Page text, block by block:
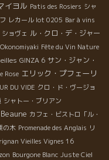
イヨル Patis des Rosiers シャ
レカール lot 0205 Bar à vins
ョヴェ ル・クロ・デ・ジャー
Fête du Vin Nature
GINZA 6 サン・ジャン・
Rose エリック・プフェーリ
DU VIDE クロ・ド・ヴージョ
シャトー・ブリアン
Beaune カフェ・ビストロ「ル・
の木 Promenade des Anglais リ
Vieilles Vignes 16
Bourgone Blanc Juste Ciel